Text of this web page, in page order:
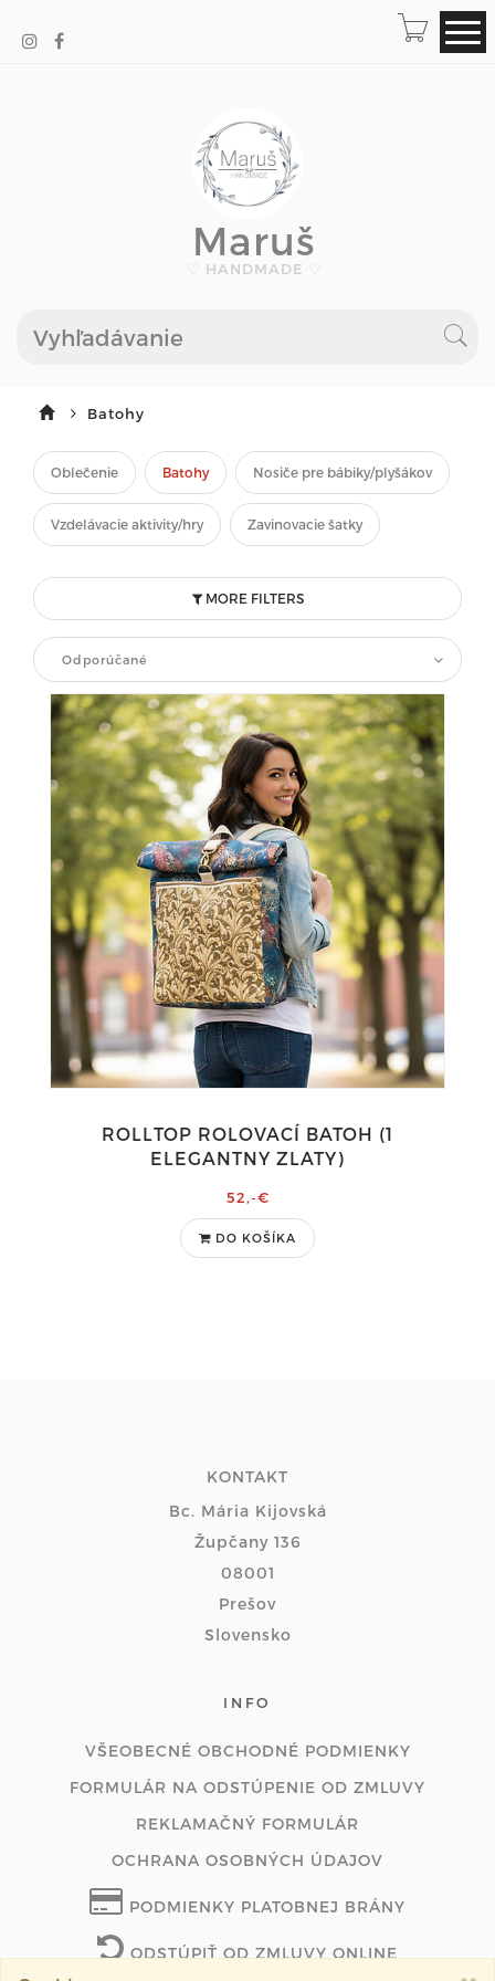
Maruš
♡ HANDMADE ♡
Batohy
Oblečenie Batohy Nosiče pre bábiky/plyšákov
Vzdelávacie aktivity/hry Zavinovacie šatky
MORE FILTERS
Odporúčané
ROLLTOP ROLOVACÍ BATOH (1
ELEGANTNY ZLATY)
52,-€
DO KOŠÍKA
KONTAKT
Bc. Mária Kijovská
Župčany 136
08001
Prešov
Slovensko
INFO
VŠEOBECNÉ OBCHODNÉ PODMIENKY
FORMULÁR NA ODSTÚPENIE OD ZMLUVY
REKLAMAČNÝ FORMULÁR
OCHRANA OSOBNÝCH ÚDAJOV
PODMIENKY PLATOBNEJ BRÁNY
ODSTÚPIŤ OD ZMLUVY ONLINE